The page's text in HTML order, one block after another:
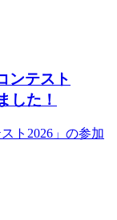
ンテスト
した！
ト2026」の参加